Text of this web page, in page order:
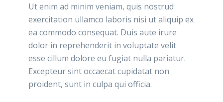
Ut enim ad minim veniam, quis nostrud
exercitation ullamco laboris nisi ut aliquip ex
ea commodo consequat. Duis aute irure
dolor in reprehenderit in voluptate velit
esse cillum dolore eu fugiat nulla pariatur.
Excepteur sint occaecat cupidatat non
proident, sunt in culpa qui officia.